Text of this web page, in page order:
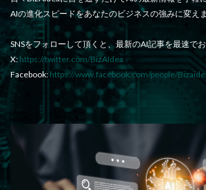
AIの進化スピードをあなたのビジネスの強みに変えま
SNSをフォローして頂くと、最新のAI記事を最速で
X: https://twitter.com/BizAIdea
Facebook: https://www.facebook.com/people/